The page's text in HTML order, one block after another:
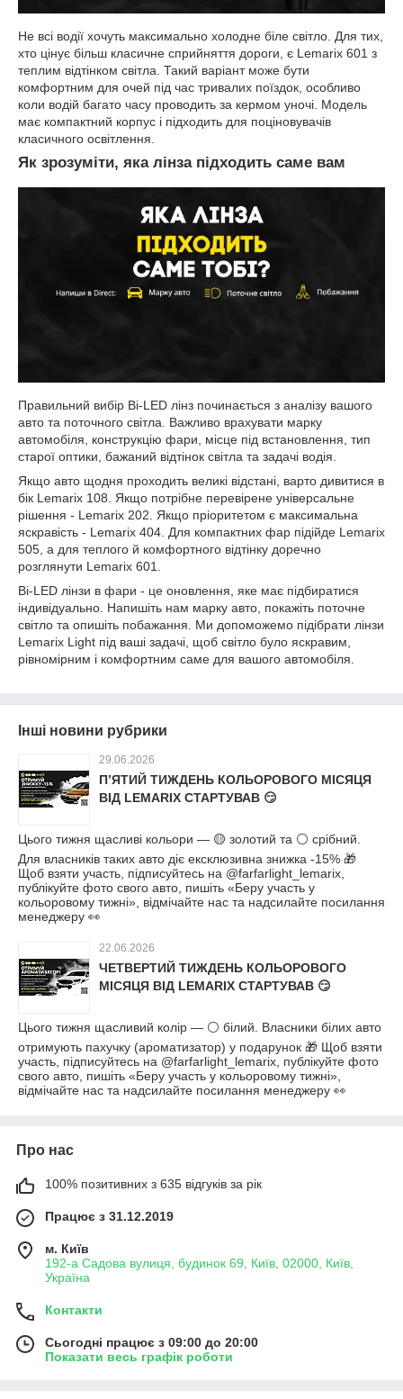
Не всі водії хочуть максимально холодне біле світло. Для тих,
хто цінує більш класичне сприйняття дороги, є Lemarix 601 з
теплим відтінком світла. Такий варіант може бути
комфортним для очей під час тривалих поїздок, особливо
коли водій багато часу проводить за кермом уночі. Модель
має компактний корпус і підходить для поціновувачів
класичного освітлення.
Як зрозуміти, яка лінза підходить саме вам
Правильний вибір Bi-LED лінз починається з аналізу вашого
авто та поточного світла. Важливо врахувати марку
автомобіля, конструкцію фари, місце під встановлення, тип
старої оптики, бажаний відтінок світла та задачі водія.
Якщо авто щодня проходить великі відстані, варто дивитися в
бік Lemarix 108. Якщо потрібне перевірене універсальне
рішення - Lemarix 202. Якщо пріоритетом є максимальна
яскравість - Lemarix 404. Для компактних фар підійде Lemarix
505, а для теплого й комфортного відтінку доречно
розглянути Lemarix 601.
Bi-LED лінзи в фари - це оновлення, яке має підбиратися
індивідуально. Напишіть нам марку авто, покажіть поточне
світло та опишіть побажання. Ми допоможемо підібрати лінзи
Lemarix Light під ваші задачі, щоб світло було яскравим,
рівномірним і комфортним саме для вашого автомобіля.
Інші новини рубрики
29.06.2026
П’ЯТИЙ ТИЖДЕНЬ КОЛЬОРОВОГО МІСЯЦЯ
ВІД LEMARIX СТАРТУВАВ 😏
Цього тижня щасливі кольори — 🟡 золотий та ⚪ срібний.
Для власників таких авто діє ексклюзивна знижка -15% 🎁
Щоб взяти участь, підписуйтесь на @farfarlight_lemarix,
публікуйте фото свого авто, пишіть «Беру участь у
кольоровому тижні», відмічайте нас та надсилайте посилання
менеджеру 👀
22.06.2026
ЧЕТВЕРТИЙ ТИЖДЕНЬ КОЛЬОРОВОГО
МІСЯЦЯ ВІД LEMARIX СТАРТУВАВ 😏
Цього тижня щасливий колір — ⚪ білий. Власники білих авто
отримують пахучку (ароматизатор) у подарунок 🎁 Щоб взяти
участь, підписуйтесь на @farfarlight_lemarix, публікуйте фото
свого авто, пишіть «Беру участь у кольоровому тижні»,
відмічайте нас та надсилайте посилання менеджеру 👀
Про нас
100% позитивних з 635 відгуків за рік
Працює з 31.12.2019
м. Київ
192-а Садова вулиця, будинок 69, Київ, 02000, Київ,
Україна
Контакти
Сьогодні працює з 09:00 до 20:00
Показати весь графік роботи